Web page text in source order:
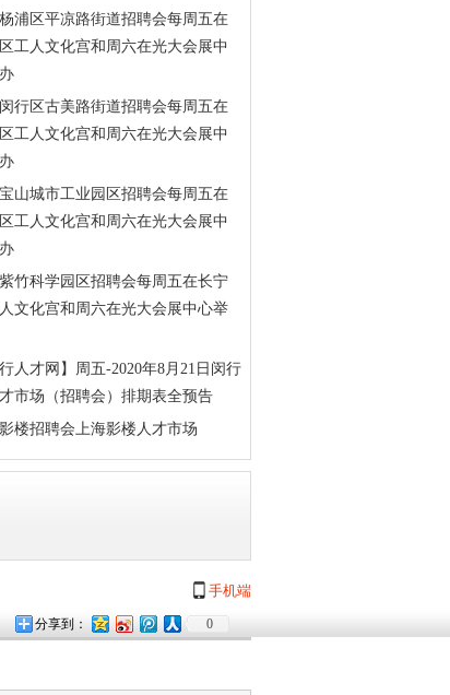
浦区平凉路街道招聘会每周五在
工人文化宫和周六在光大会展中
行区古美路街道招聘会每周五在
工人文化宫和周六在光大会展中
山城市工业园区招聘会每周五在
工人文化宫和周六在光大会展中
竹科学园区招聘会每周五在长宁
文化宫和周六在光大会展中心举
行人才网】周五-2020年8月21日闵行
市场（招聘会）排期表全预告
楼招聘会上海影楼人才市场
手机端
分享到： 0